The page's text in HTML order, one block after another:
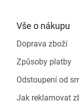
Vše o nákupu
Doprava zboží
Způsoby platby
Odstoupení od
Jak reklamovat